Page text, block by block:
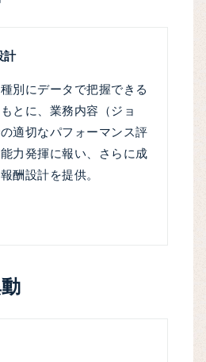
計
別にデータで把握できる
とに、業務内容（ジョ
適切なパフォーマンス評
力発揮に報い、さらに成
酬設計を提供。